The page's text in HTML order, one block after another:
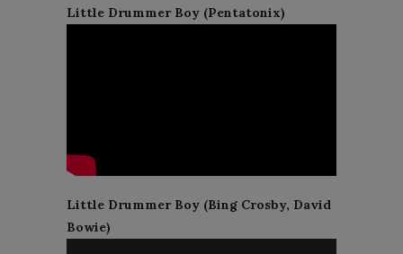
Little Drummer Boy (Pentatonix)
Little Drummer Boy (Bing Crosby, David
Bowie)